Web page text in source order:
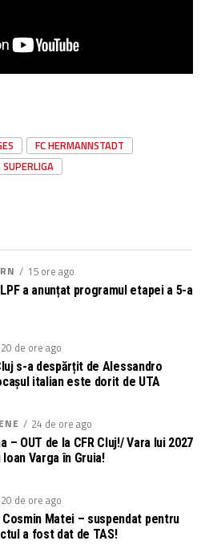
FC HERMANNSTADT
SUPERLIGA
15 ore ago
a anunțat programul etapei a 5-a
20 de ore ago
s-a despărțit de Alessandro
italian este dorit de UTA
24 de ore ago
– OUT de la CFR Cluj!/ Vara lui 2027
Varga în Gruia!
20 de ore ago
Matei – suspendat pentru
a fost dat de TAS!